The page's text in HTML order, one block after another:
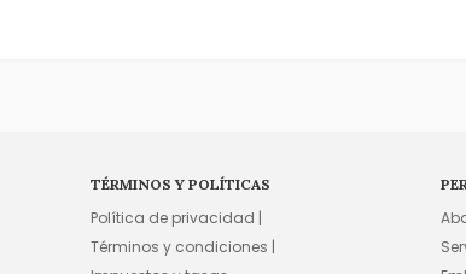
TÉRMINOS Y POLÍTICAS
Política de privacidad |
Términos y condiciones |